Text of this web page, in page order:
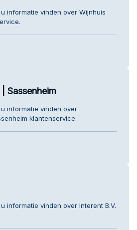
informatie vinden over Wijnhuis
Sassenheim
informatie vinden over
klantenservice.
informatie vinden over Interent B.V.